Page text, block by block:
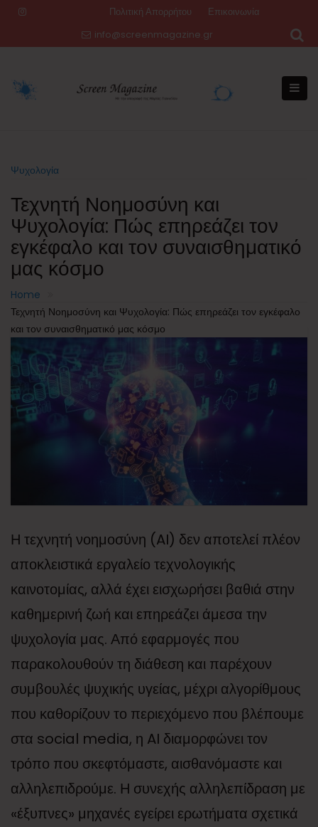
Πολιτική Απορρήτου
Επικοινωνία
info@screenmagazine.gr
Ψυχολογία
Τεχνητή Νοημοσύνη και
Ψυχολογία: Πώς επηρεάζει τον
εγκέφαλο και τον συναισθηματικό
μας κόσμο
Home
Τεχνητή Νοημοσύνη και Ψυχολογία: Πώς επηρεάζει τον εγκέφαλο
και τον συναισθηματικό μας κόσμο
Η τεχνητή νοημοσύνη (AI) δεν αποτελεί πλέον
αποκλειστικά εργαλείο τεχνολογικής
καινοτομίας, αλλά έχει εισχωρήσει βαθιά στην
καθημερινή ζωή και επηρεάζει άμεσα την
ψυχολογία μας. Από εφαρμογές που
παρακολουθούν τη διάθεση και παρέχουν
συμβουλές ψυχικής υγείας, μέχρι αλγορίθμους
που καθορίζουν το περιεχόμενο που βλέπουμε
στα social media, η AI διαμορφώνει τον
τρόπο που σκεφτόμαστε, αισθανόμαστε και
αλληλεπιδρούμε. Η συνεχής αλληλεπίδραση με
«έξυπνες» μηχανές εγείρει ερωτήματα σχετικά